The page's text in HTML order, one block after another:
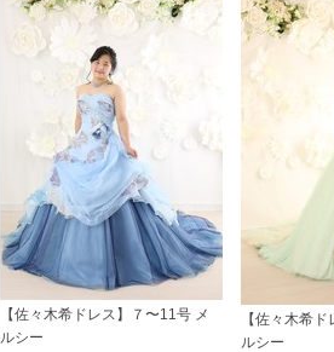
【佐々木希ドレス】７〜11号 メ
ルシー
【佐々木希
ルシー